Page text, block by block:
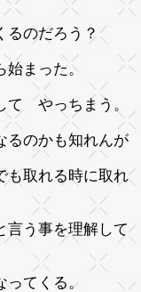
るのだろう？
始まった。
て やっちまう。
のかも知れんが
も取れる時に取れ
言う事を理解して
ってくる。